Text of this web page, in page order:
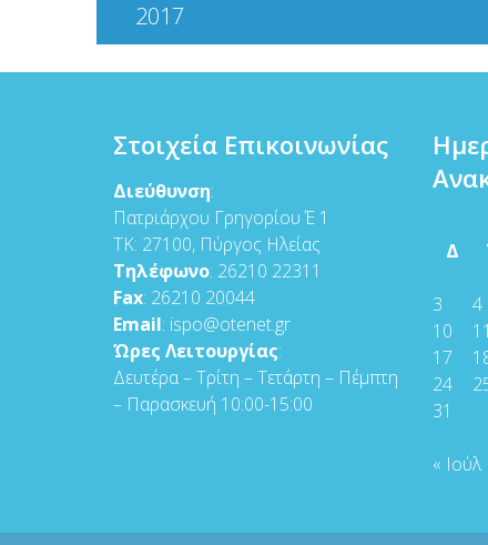
2017
Στοιχεία Επικοινωνίας
Διεύθυνση:
Πατριάρχου Γρηγορίου Έ 1
ΤΚ: 27100, Πύργος Ηλείας
Τηλέφωνο: 26210 22311
Fax: 26210 20044
Email: ispo@otenet.gr
Ώρες Λειτουργίας:
Δευτέρα – Τρίτη – Τετάρτη – Πέμπτη
– Παρασκευή 10:00-15:00
Δ
3
4
10
11
17
24
31
« Ιούλ